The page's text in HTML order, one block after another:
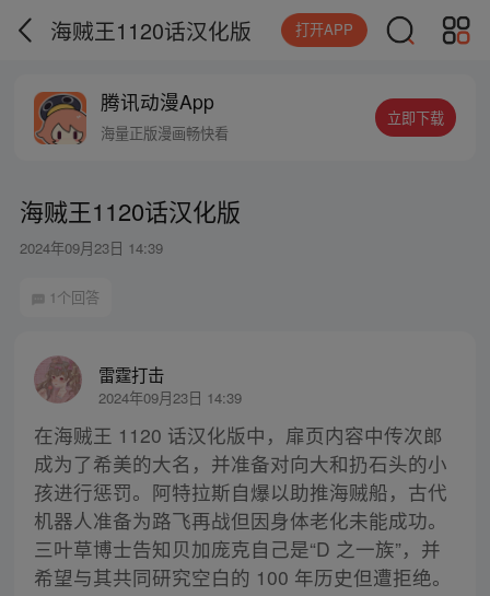
海贼王1120话汉化版 打开APP
腾讯动漫App
海量正版漫画畅快看
立即下载
海贼王1120话汉化版
2024年09月23日 14:39
1个回答
雷霆打击
2024年09月23日 14:39
在海贼王 1120 话汉化版中，扉页内容中传次郎
成为了希美的大名，并准备对向大和扔石头的小
孩进行惩罚。阿特拉斯自爆以助推海贼船，古代
机器人准备为路飞再战但因身体老化未能成功。
三叶草博士告知贝加庞克自己是“D 之一族”，并
希望与其共同研究空白的 100 年历史但遭拒绝。